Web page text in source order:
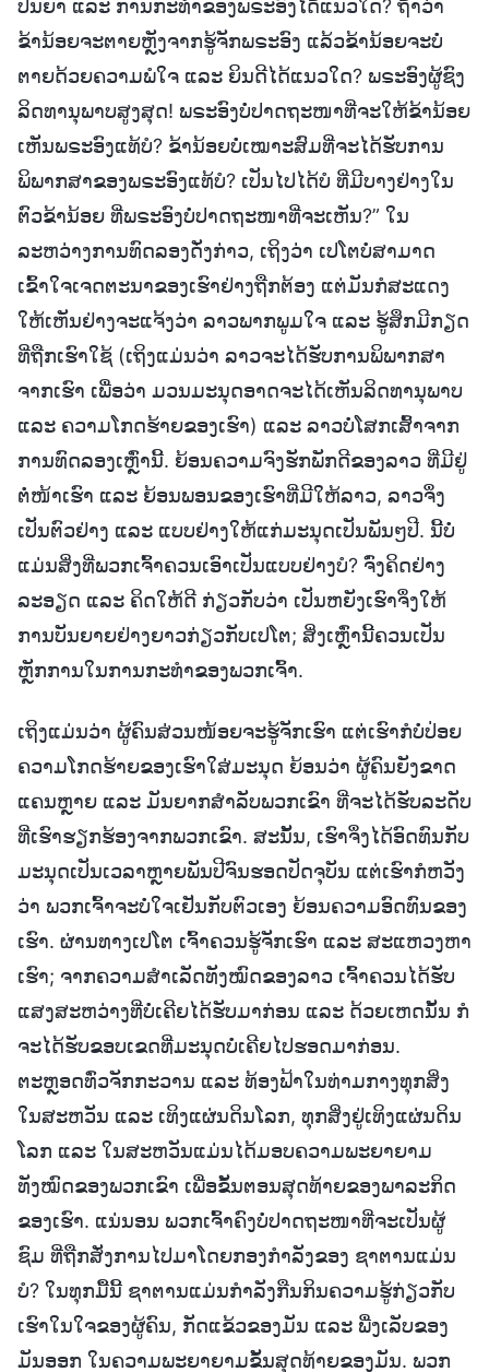
ປັນຍາ ແລະ ການກະທໍາຂອງພຣະອົງໄດ້ແນວໃດ? ຖ້າວ່າ
ຂ້ານ້ອຍຈະຕາຍຫຼັງຈາກຮູ້ຈັກພຣະອົງ ແລ້ວຂ້ານ້ອຍຈະບໍ່
ຕາຍດ້ວຍຄວາມພໍໃຈ ແລະ ຍິນດີໄດ້ແນວໃດ? ພຣະອົງຜູ້ຊົງ
ລິດທານຸພາບສູງສຸດ! ພຣະອົງບໍ່ປາດຖະໜາທີ່ຈະໃຫ້ຂ້ານ້ອຍ
ເຫັນພຣະອົງແທ້ບໍ? ຂ້ານ້ອຍບໍ່ເໝາະສົມທີ່ຈະໄດ້ຮັບການ
ພິພາກສາຂອງພຣະອົງແທ້ບໍ? ເປັນໄປໄດ້ບໍ ທີ່ມີບາງຢ່າງໃນ
ຕົວຂ້ານ້ອຍ ທີ່ພຣະອົງບໍ່ປາດຖະໜາທີ່ຈະເຫັນ?” ໃນ
ລະຫວ່າງການທົດລອງດັ່ງກ່າວ, ເຖິງວ່າ ເປໂຕບໍ່ສາມາດ
ເຂົ້າໃຈເຈດຕະນາຂອງເຮົາຢ່າງຖືກຕ້ອງ ແຕ່ມັນກໍສະແດງ
ໃຫ້ເຫັນຢ່າງຈະແຈ້ງວ່າ ລາວພາກພູມໃຈ ແລະ ຮູ້ສຶກມີກຽດ
ທີ່ຖືກເຮົາໃຊ້ (ເຖິງແມ່ນວ່າ ລາວຈະໄດ້ຮັບການພິພາກສາ
ຈາກເຮົາ ເພື່ອວ່າ ມວນມະນຸດອາດຈະໄດ້ເຫັນລິດທານຸພາບ
ແລະ ຄວາມໂກດຮ້າຍຂອງເຮົາ) ແລະ ລາວບໍ່ໂສກເສົ້າຈາກ
ການທົດລອງເຫຼົ່ານີ້. ຍ້ອນຄວາມຈົງຮັກພັກດີຂອງລາວ ທີ່ມີຢູ່
ຕໍ່ໜ້າເຮົາ ແລະ ຍ້ອນພອນຂອງເຮົາທີ່ມີໃຫ້ລາວ, ລາວຈຶ່ງ
ເປັນຕົວຢ່າງ ແລະ ແບບຢ່າງໃຫ້ແກ່ມະນຸດເປັນພັນໆປີ. ນີ້ບໍ່
ແມ່ນສິ່ງທີ່ພວກເຈົ້າຄວນເອົາເປັນແບບຢ່າງບໍ? ຈົ່ງຄິດຢ່າງ
ລະອຽດ ແລະ ຄິດໃຫ້ດີ ກ່ຽວກັບວ່າ ເປັນຫຍັງເຮົາຈຶ່ງໃຫ້
ການບັນຍາຍຢ່າງຍາວກ່ຽວກັບເປໂຕ; ສິ່ງເຫຼົ່ານີ້ຄວນເປັນ
ຫຼັກການໃນການກະທໍາຂອງພວກເຈົ້າ.
ເຖິງແມ່ນວ່າ ຜູ້ຄົນສ່ວນໜ້ອຍຈະຮູ້ຈັກເຮົາ ແຕ່ເຮົາກໍບໍ່ປ່ອຍ
ຄວາມໂກດຮ້າຍຂອງເຮົາໃສ່ມະນຸດ ຍ້ອນວ່າ ຜູ້ຄົນຍັງຂາດ
ແຄນຫຼາຍ ແລະ ມັນຍາກສໍາລັບພວກເຂົາ ທີ່ຈະໄດ້ຮັບລະດັບ
ທີ່ເຮົາຮຽກຮ້ອງຈາກພວກເຂົາ. ສະນັ້ນ, ເຮົາຈຶ່ງໄດ້ອົດທົນກັບ
ມະນຸດເປັນເວລາຫຼາຍພັນປີຈົນຮອດປັດຈຸບັນ ແຕ່ເຮົາກໍຫວັງ
ວ່າ ພວກເຈົ້າຈະບໍ່ໃຈເຢັນກັບຕົວເອງ ຍ້ອນຄວາມອົດທົນຂອງ
ເຮົາ. ຜ່ານທາງເປໂຕ ເຈົ້າຄວນຮູ້ຈັກເຮົາ ແລະ ສະແຫວງຫາ
ເຮົາ; ຈາກຄວາມສໍາເລັດທັງໝົດຂອງລາວ ເຈົ້າຄວນໄດ້ຮັບ
ແສງສະຫວ່າງທີ່ບໍ່ເຄີຍໄດ້ຮັບມາກ່ອນ ແລະ ດ້ວຍເຫດນັ້ນ ກໍ
ຈະໄດ້ຮັບຂອບເຂດທີ່ມະນຸດບໍ່ເຄີຍໄປຮອດມາກ່ອນ.
ຕະຫຼອດທົ່ວຈັກກະວານ ແລະ ທ້ອງຟ້າໃນທ່າມກາງທຸກສິ່ງ
ໃນສະຫວັນ ແລະ ເທິງແຜ່ນດິນໂລກ, ທຸກສິ່ງຢູ່ເທິງແຜ່ນດິນ
ໂລກ ແລະ ໃນສະຫວັນແມ່ນໄດ້ມອບຄວາມພະຍາຍາມ
ທັງໝົດຂອງພວກເຂົາ ເພື່ອຂັ້ນຕອນສຸດທ້າຍຂອງພາລະກິດ
ຂອງເຮົາ. ແນ່ນອນ ພວກເຈົ້າຄົງບໍ່ປາດຖະໜາທີ່ຈະເປັນຜູ້
ຊົມ ທີ່ຖືກສັ່ງການໄປມາໂດຍກອງກໍາລັງຂອງ ຊາຕານແມ່ນ
ບໍ? ໃນທຸກມື້ນີ້ ຊາຕານແມ່ນກໍາລັງກືນກິນຄວາມຮູ້ກ່ຽວກັບ
ເຮົາໃນໃຈຂອງຜູ້ຄົນ, ກັດແຂ້ວຂອງມັນ ແລະ ພື່ງເລັບຂອງ
ມັນອອກ ໃນຄວາມພະຍາຍາມຂັ້ນສຸດທ້າຍຂອງມັນ. ພວກ